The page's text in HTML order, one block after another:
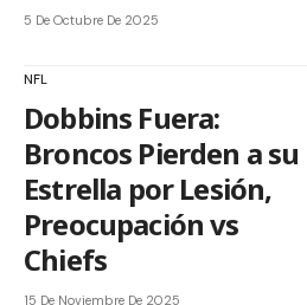
5 De Octubre De 2025
NFL
Dobbins Fuera:
Broncos Pierden a su
Estrella por Lesión,
Preocupación vs
Chiefs
15 De Noviembre De 2025